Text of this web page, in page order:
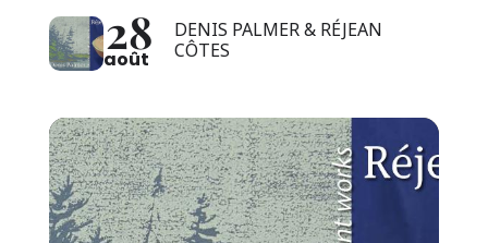
28
août
DENIS PALMER & RÉJEAN
CÔTES